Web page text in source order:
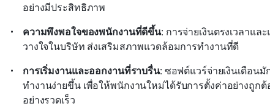
อย่างมีประสิทธิภาพ
ความพึงพอใจของพนักงานที่ดีขึ้น: การจ่ายเงินตรงเวลาแ
วางใจในบริษัท ส่งเสริมสภาพแวดล้อมการทำงานที่ดี
การเริ่มงานและออกงานที่ราบรื่น: ซอฟต์แวร์จ่ายเงินเดือน
ทำงานง่ายขึ้น เพื่อให้พนักงานใหม่ได้รับการตั้งค่าอย่างถูก
อย่างรวดเร็ว